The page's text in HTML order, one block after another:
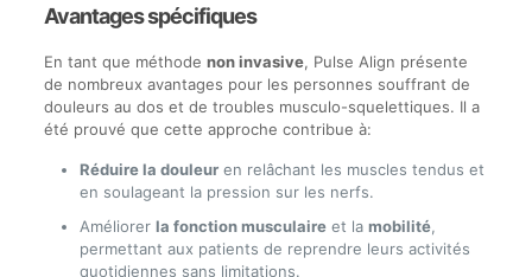
Avantages spécifiques
En tant que méthode non invasive, Pulse Align présente
de nombreux avantages pour les personnes souffrant de
douleurs au dos et de troubles musculo-squelettiques. Il a
été prouvé que cette approche contribue à:
Réduire la douleuren relâchant les muscles tendus et
en soulageant la pression sur les nerfs.
Améliorer la fonction musculaireet la mobilité,
permettant aux patients de reprendre leurs activités
quotidiennes sans limitations.